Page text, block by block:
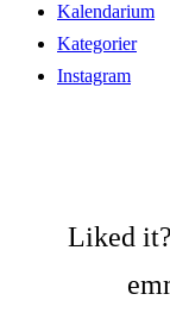
Kalendarium
Kategorier
Instagram
Liked